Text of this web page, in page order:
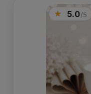
5.0